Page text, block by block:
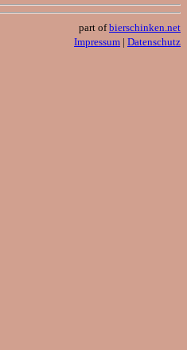
part ofbierschinken.net
Impressum | Datenschutz